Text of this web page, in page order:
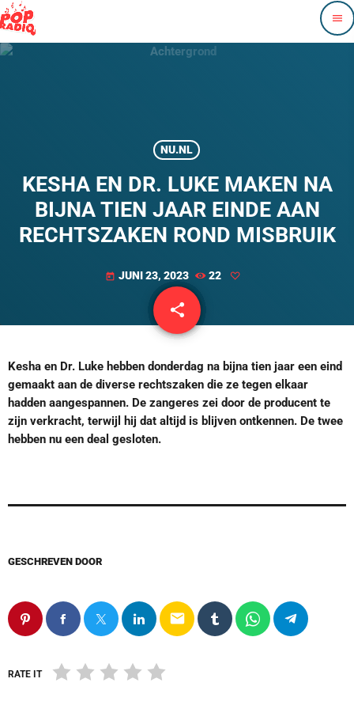
menu
NU.NL
KESHA EN DR. LUKE MAKEN NA
BIJNA TIEN JAAR EINDE AAN
RECHTSZAKEN ROND MISBRUIK
today JUNI 23, 2023 22
share
email
Kesha en Dr. Luke hebben donderdag na bijna tien jaar een eind
gemaakt aan de diverse rechtszaken die ze tegen elkaar
hadden aangespannen. De zangeres zei door de producent te
zijn verkracht, terwijl hij dat altijd is blijven ontkennen. De twee
hebben nu een deal gesloten.
GESCHREVEN DOOR
email
RATE IT